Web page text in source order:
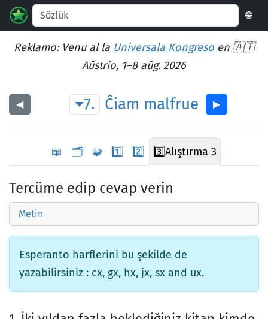
🌐
Reklamo: Venu al la Universala Kongreso en 🇦🇹
Aŭstrio, 1–8 aŭg. 2026
◀︎ 7. Ĉiam malfrue ▶︎
📖 🗂️ 🧩 1️⃣ 2️⃣ 3️⃣Alıştırma 3
Tercüme edip cevap verin
Metin
Esperanto harflerini bu şekilde de
yazabilirsiniz : cx, gx, hx, jx, sx and ux.